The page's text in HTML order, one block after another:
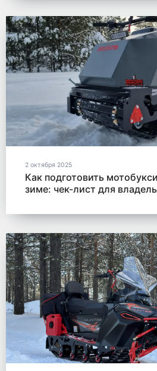
2 октября 2025
Как подготовить
зиме: чек-лист для